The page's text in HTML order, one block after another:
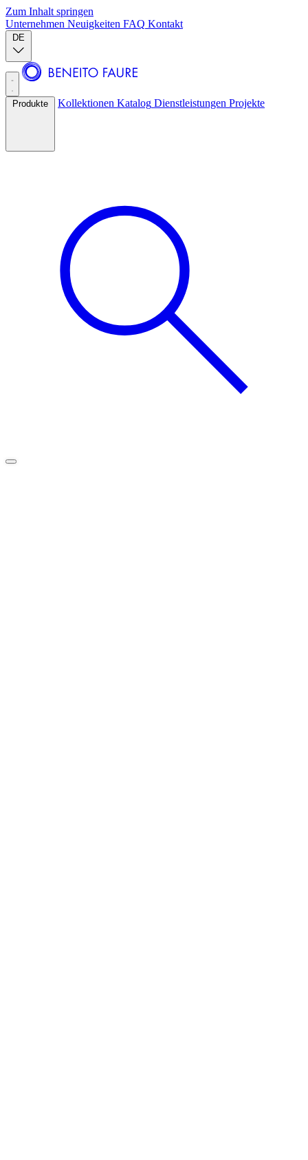
Zum Inhalt springen
Unternehmen Neuigkeiten FAQ Kontakt
DE
Produkte Kollektionen Katalog Dienstleistungen Projekte